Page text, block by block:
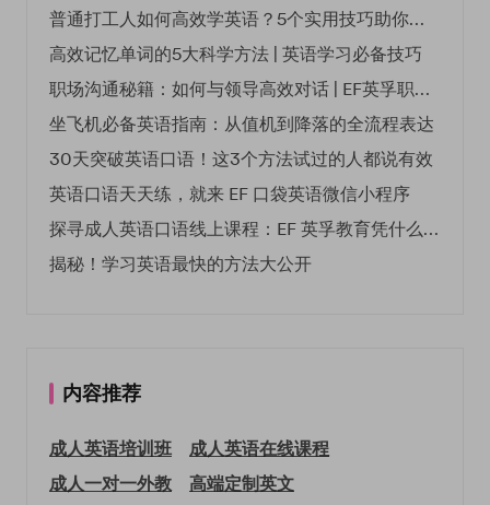
普通打工人如何高效学英语？5个实用技巧助你突破职场瓶颈
高效记忆单词的5大科学方法 | 英语学习必备技巧
职场沟通秘籍：如何与领导高效对话 | EF英孚职场指南
坐飞机必备英语指南：从值机到降落的全流程表达
30天突破英语口语！这3个方法试过的人都说有效
英语口语天天练，就来 EF 口袋英语微信小程序
探寻成人英语口语线上课程：EF 英孚教育凭什么领航
揭秘！学习英语最快的方法大公开
内容推荐
成人英语培训班
成人英语在线课程
成人一对一外教
高端定制英文